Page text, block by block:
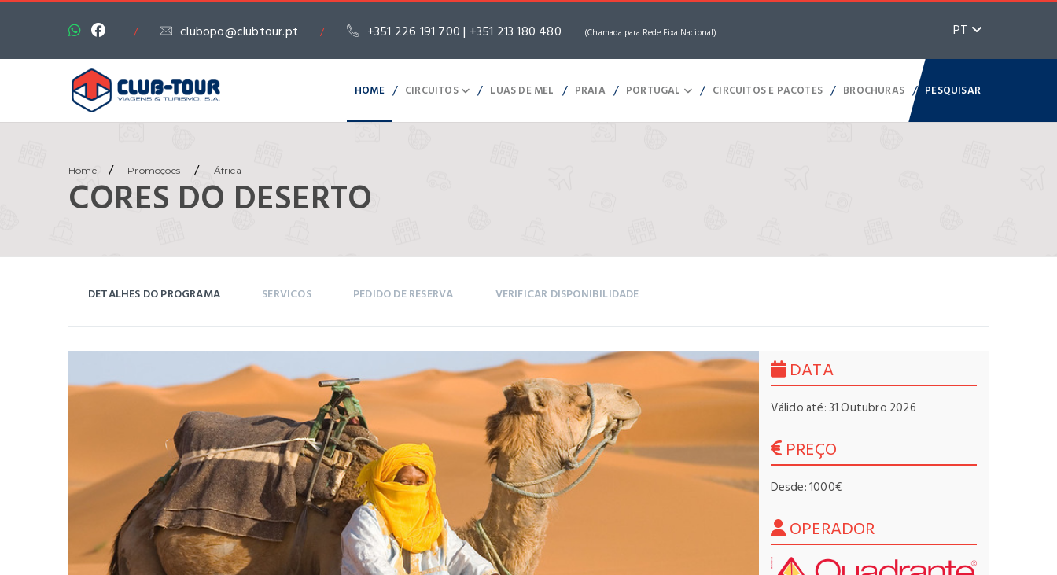
/ clubopo@clubtour.pt / +351 226 191 700 | +351 213 180 480 (Chamada para Rede Fixa Nacional) PT
HOME / CIRCUITOS / LUAS DE MEL / PRAIA / PORTUGAL / CIRCUITOS E PACOTES / BROCHURAS / PESQUISAR
Home / Promoções / África
CORES DO DESERTO
DETALHES DO PROGRAMA SERVICOS PEDIDO DE RESERVA VERIFICAR DISPONIBILIDADE
DATA
Válido até: 31 Outubro 2026
PREÇO
Desde: 1000€
OPERADOR